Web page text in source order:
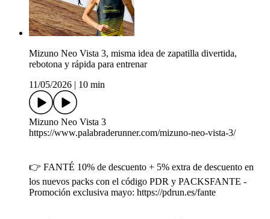
Mizuno Neo Vista 3, misma idea de zapatilla divertida,
rebotona y rápida para entrenar
11/05/2026
10 min
Mizuno Neo Vista 3
https://www.palabraderunner.com/mizuno-neo-vista-3/
👉 FANTÉ 10% de descuento + 5% extra de descuento en
los nuevos packs con el código PDR y PACKSFANTE -
Promoción exclusiva mayo: https://pdrun.es/fante